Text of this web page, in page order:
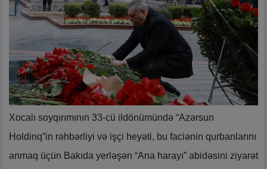
Xocalı soyqırımının 33-cü ildönümündə “Azərsun
Holdinq”in rəhbərliyi və işçi heyəti, bu faciənin qurbanlarını
anmaq üçün Bakıda yerləşən “Ana harayı” abidəsini ziyarət